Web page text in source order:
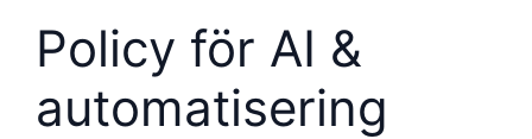
Policy för AI &
automatisering